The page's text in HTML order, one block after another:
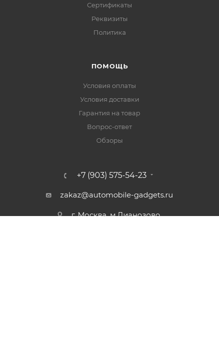
Сертификаты
Реквизиты
Политика
ПОМОЩЬ
Условия оплаты
Условия доставки
Гарантия на товар
Вопрос-ответ
Обзоры
+7 (903) 575-54-23
zakaz@automobile-gadgets.ru
г. Москва, м.Лианозово,